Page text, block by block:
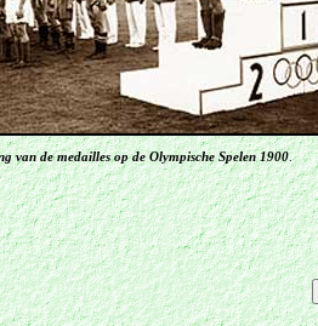
van de medailles op de Olympische Spelen 1900.